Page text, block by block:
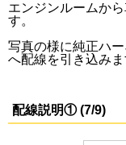
エンジンルームか
す。
写真の様に純正ハ
へ配線を引き込みま
配線説明① (7/9)